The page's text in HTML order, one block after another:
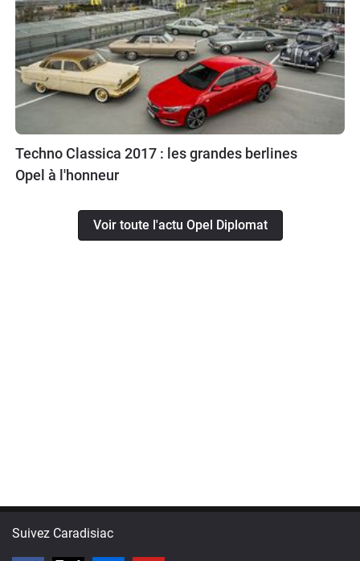
Techno Classica 2017 : les grandes berlines
Opel à l'honneur
Voir toute l'actu Opel Diplomat
Suivez Caradisiac